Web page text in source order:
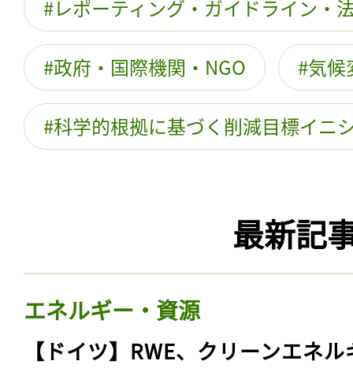
レポーティング・ガイドライン・
政府・国際機関・NGO 気候
科学的根拠に基づく削減目標イニ
最新記
エネルギー・資源
【ドイツ】RWE、クリーンエネ